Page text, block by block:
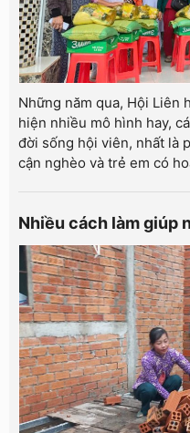
Những năm qua, Hội Liên
hiện nhiều mô hình hay,
đời sống hội viên, nhất là
cận nghèo và trẻ em có
Nhiều cách làm giúp